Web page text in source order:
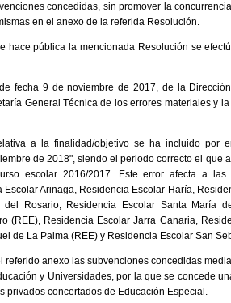
concedidas, sin promover la
en el anexo de la referida Resolución.
hace pública la mencionada Resolución se
fecha 9 de noviembre de 2017, de la
General Técnica de los errores materiales y
a la finalidad/objetivo se ha incluido por
de 2018", siendo el periodo correcto el que
escolar 2016/2017. Este error afecta a las
Arinaga, Residencia Escolar Haría,
del Rosario, Residencia Escolar Santa María
(REE), Residencia Escolar Jarra Canaria,
de La Palma (REE) y Residencia Escolar San
anexo las subvenciones concedidas
y Universidades, por la que se concede
privados concertados de Educación Especial.